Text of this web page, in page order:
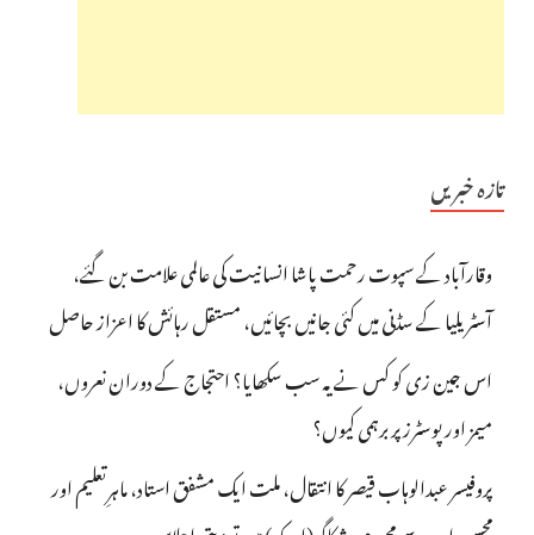
تازہ خبریں
وقارآباد کے سپوت رحمت پاشا انسانیت کی عالمی علامت بن گئے،
آسٹریلیا کے سڈنی میں کئی جانیں بچائیں، مستقل رہائش کا اعزاز حاصل
اس جین زی کو کس نے یہ سب سکھایا؟ احتجاج کے دوران نعروں،
میمز اور پوسٹرز پر برہمی کیوں؟
پروفیسر عبدالوہاب قیصر کا انتقال، ملت ایک مشفق استاد، ماہرِتعلیم اور